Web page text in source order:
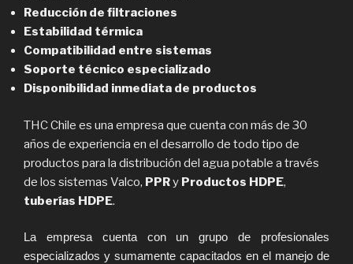
Reducción de filtraciones
Estabilidad térmica
Compatibilidad entre sistemas
Soporte técnico especializado
Disponibilidad inmediata de productos
THC Chile es una empresa que cuenta con más de 30
años de experiencia en el desarrollo de todo tipo de
productos para la distribución del agua potable a través
de los sistemas Valco, PPRy Productos HDPE,
tuberías HDPE.
La empresa cuenta con un grupo de profesionales
especializados y sumamente capacitados en el manejo de